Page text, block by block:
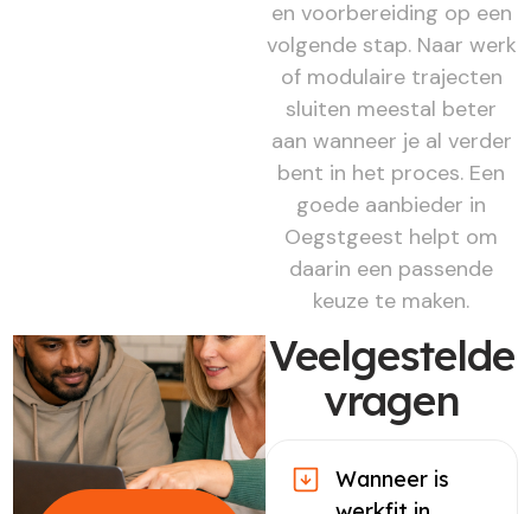
en voorbereiding op een
volgende stap. Naar werk
of modulaire trajecten
sluiten meestal beter
aan wanneer je al verder
bent in het proces. Een
goede aanbieder in
Oegstgeest helpt om
daarin een passende
keuze te maken.
Veelgestelde
vragen
Wanneer is